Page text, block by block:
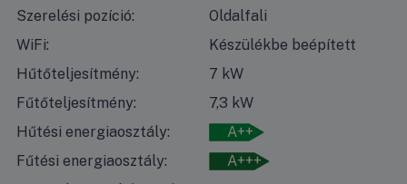
Szerelési pozíció:
Oldalfali
WiFi:
Készülékbe beépített
Hűtőteljesítmény:
7 kW
Fűtőteljesítmény:
7,3 kW
Hűtési energiaosztály:
A++
Fűtési energiaosztály:
A+++